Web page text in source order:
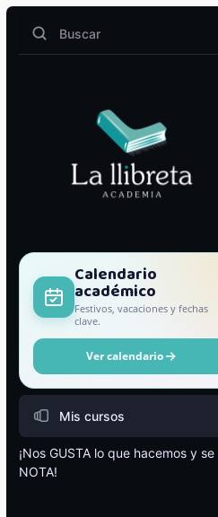
Buscar
BloquesCalendario
académico
Festivos, vacaciones y fechas
clave.
Ver calendario
Mis cursos
¡Nos GUSTA lo que hacemos y se
NOTA!